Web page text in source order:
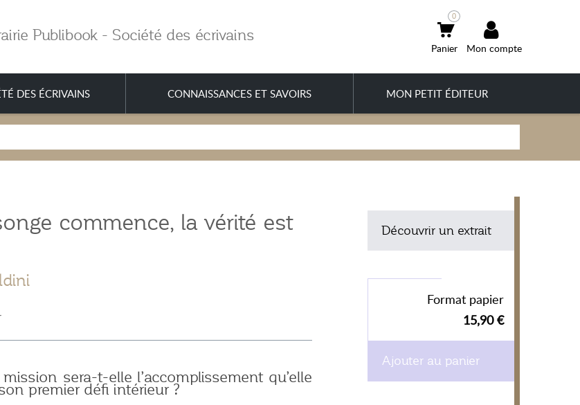
Publibook - Société des écrivains
Mon compte
0
DES ÉCRIVAINS CONNAISSANCES ET SAVOIRS MON PETIT ÉDITEUR
commence, la vérité est
sera-t-elle l’accomplissement qu’elle
premier défi intérieur ?
Découvrir un extrait
Format papier
15,90 €
Ajouter au panier